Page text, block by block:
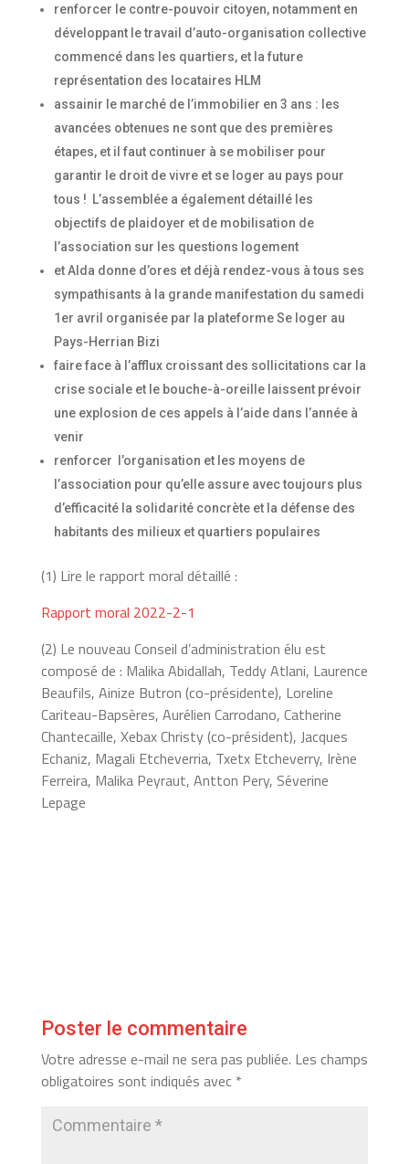
renforcer le contre-pouvoir citoyen, notamment en
développant le travail d’auto-organisation collective
commencé dans les quartiers, et la future
représentation des locataires HLM
assainir le marché de l’immobilier en 3 ans : les
avancées obtenues ne sont que des premières
étapes, et il faut continuer à se mobiliser pour
garantir le droit de vivre et se loger au pays pour
tous ! L’assemblée a également détaillé les
objectifs de plaidoyer et de mobilisation de
l’association sur les questions logement
et Alda donne d’ores et déjà rendez-vous à tous ses
sympathisants à la grande manifestation du samedi
1er avril organisée par la plateforme Se loger au
Pays-Herrian Bizi
faire face à l’afflux croissant des sollicitations car la
crise sociale et le bouche-à-oreille laissent prévoir
une explosion de ces appels à l’aide dans l’année à
venir
renforcer l’organisation et les moyens de
l’association pour qu’elle assure avec toujours plus
d’efficacité la solidarité concrète et la défense des
habitants des milieux et quartiers populaires
(1) Lire le rapport moral détaillé :
Rapport moral 2022-2-1
(2) Le nouveau Conseil d’administration élu est
composé de : Malika Abidallah, Teddy Atlani, Laurence
Beaufils, Ainize Butron (co-présidente), Loreline
Cariteau-Bapsères, Aurélien Carrodano, Catherine
Chantecaille, Xebax Christy (co-président), Jacques
Echaniz, Magali Etcheverria, Txetx Etcheverry, Irène
Ferreira, Malika Peyraut, Antton Pery, Séverine
Lepage
Poster le commentaire
Votre adresse e-mail ne sera pas publiée. Les champs
obligatoires sont indiqués avec *